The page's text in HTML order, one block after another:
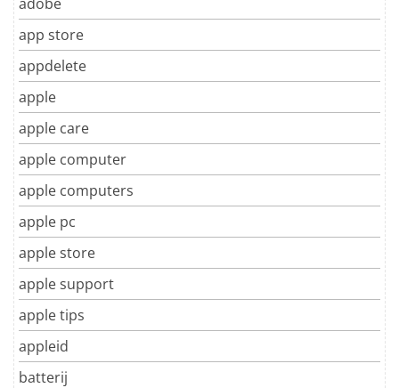
app store
appdelete
apple
apple care
apple computer
apple computers
apple pc
apple store
apple support
apple tips
appleid
batterij